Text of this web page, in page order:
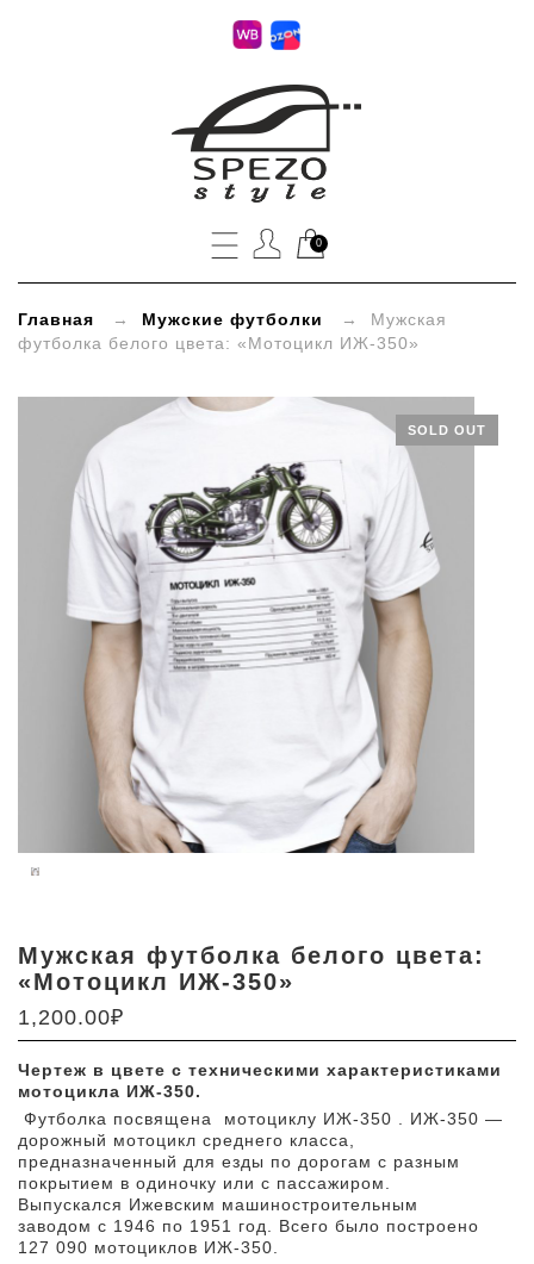
0
Главная → Мужские футболки
→ Мужская
футболка белого цвета: «Мотоцикл ИЖ-350»
SOLD OUT
Мужская футболка белого цвета:
«Мотоцикл ИЖ-350»
1,200.00₽
Чертеж в цвете с техническими характеристиками
мотоцикла ИЖ-350.
Футболка посвящена мотоциклу ИЖ-350 . ИЖ-350 —
дорожный мотоцикл среднего класса,
предназначенный для езды по дорогам с разным
покрытием в одиночку или с пассажиром.
Выпускался Ижевским машиностроительным
заводом с 1946 по 1951 год. Всего было построено
127 090 мотоциклов ИЖ-350.